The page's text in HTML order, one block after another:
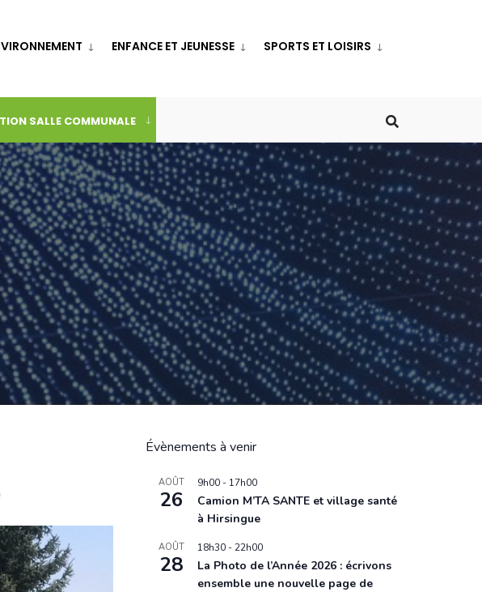
ENFANCE ET JEUNESSE SPORTS ET LOISIRS
SALLE COMMUNALE
Évènements à venir
AOÛT
26
9h00 - 17h00
Camion M’TA SANTE et village santé
à Hirsingue
AOÛT
28
18h30 -22h00
La Photo de l’Année 2026 : écrivons
ensemble une nouvelle page de